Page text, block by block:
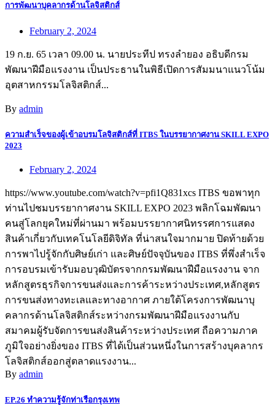
การพัฒนาบุคลากรด้านโลจิสติกส์
February 2, 2024
19 ก.ย. 65 เวลา 09.00 น. นายประทีป ทรงลำยอง อธิบดีกรม
พัฒนาฝีมือแรงงาน เป็นประธานในพิธีเปิดการสัมมนาแนวโน้ม
อุตสาหกรรมโลจิสติกส์...
By admin
ความสำเร็จของผู้เข้าอบรมโลจิสติกส์ที่ ITBS ในบรรยากาศงาน SKILL EXPO
2023
February 2, 2024
https://www.youtube.com/watch?v=pfi1Q831xcs ITBS ขอพาทุก
ท่านไปชมบรรยากาศงาน SKILL EXPO 2023 พลิกโฉมพัฒนา
คนสู่โลกยุคใหม่ที่ผ่านมา พร้อมบรรยากาศนิทรรศการแสดง
สินค้าเกี่ยวกับเทคโนโลยีดิจิทัล ที่น่าสนใจมากมาย ปิดท้ายด้วย
การพาไปรู้จักกับศิษย์เก่า และศิษย์ปัจจุบันของ ITBS ที่พึ่งสำเร็จ
การอบรมเข้ารับมอบวุฒิบัตรจากกรมพัฒนาฝีมือแรงงาน จาก
หลักสูตรธุรกิจการขนส่งและการค้าระหว่างประเทศ,หลักสูตร
การขนส่งทางทะเลและทางอากาศ ภายใต้โครงการพัฒนาบุ
คลากรด้านโลจิสติกส์ระหว่างกรมพัฒนาฝีมือแรงงานกับ
สมาคมผู้รับจัดการขนส่งสินค้าระหว่างประเทศ ถือความภาค
ภูมิใจอย่างยิ่งของ ITBS ที่ได้เป็นส่วนหนึ่งในการสร้างบุคลากร
โลจิสติกส์ออกสู่ตลาดแรงงาน...
By admin
EP.26 ทำความรู้จักท่าเรือกรุงเทพ